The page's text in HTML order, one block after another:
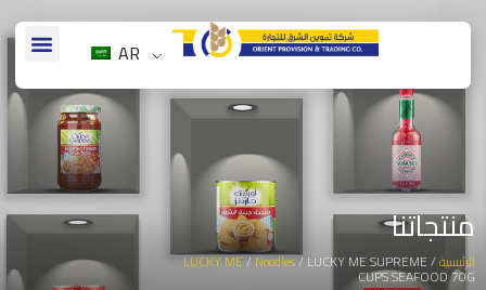
AR
منتجاتنا
الرئيسية/
LUCKY ME/Noodles/ LUCKY ME SUPREME
CUPS SEAFOOD 70G